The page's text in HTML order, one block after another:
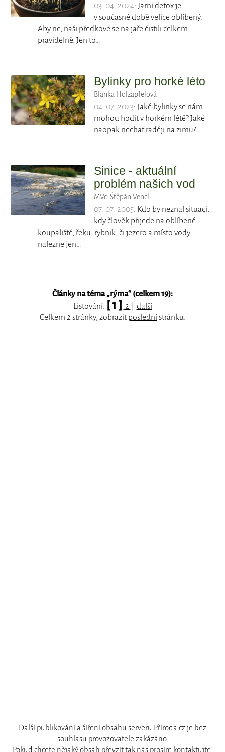
03. 04. 2024: Jarní detox je
v současné době velice oblíbený.
Aby ne, naši předkové se na jaře čistili celkem
pravidelně. Jen to…
Bylinky pro horké léto
Blanka Holzäpfelová
04. 07. 2023: Jaké bylinky se nám
mohou hodit v horkém létě? Jaké
naopak nechat raději na zimu?
Sinice - aktuální
problém našich vod
MVc. Štěpán Vencl
07. 07. 2005: Kdo by neznal situaci,
kdy člověk přijede na oblíbené
koupaliště, řeku, rybník, či jezero a místo vody
nalezne jen…
Články na téma „rýma“ (celkem 19):
Listování: [ 1 ] 2
další
Celkem 2 stránky, zobrazitposlednístránku.
Další publikování a šíření obsahu serveru Příroda.cz je bez
souhlasu provozovatele zakázáno.
Pokud chcete nějaký obsah převzít tak nás prosím kontaktujte